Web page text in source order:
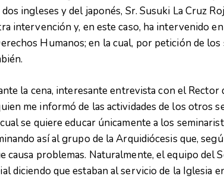
ingleses y del japonés, Sr. Susuki La Cruz
intervención y, en este caso, ha intervenido
Humanos; en la cual, por petición de
la cena, interesante entrevista con el Rector
me informó de las actividades de los otros
se quiere educar únicamente a los
así al grupo de la Arquidiócesis que,
causa problemas. Naturalmente, el equipo del
diciendo que estaban al servicio de la Iglesia